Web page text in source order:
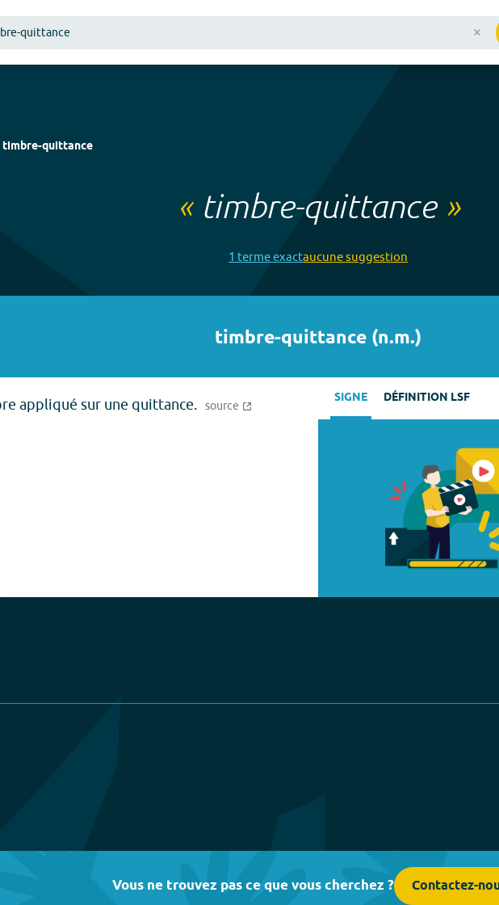
timbre-quittance
« timbre-quittance»
1 termeexactaucunesuggestion
timbre-quittance (n.m.)
appliqué sur une quittance. source SIGNE DÉFINITION LSF
Vous ne trouvez pas ce que vous cherchez ? Contactez-